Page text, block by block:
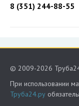
8 (351) 244-88-55
© 2009-2026
При использовании
Труба24.ру